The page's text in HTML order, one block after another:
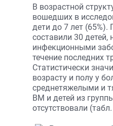
В возрастной
вошедших в
дети до 7 лет (65%).
составили 30 детей,
инфекционными
течение последних
Статистически
возрасту и полу у
среднетяжелыми и
ВМ и детей из
отсутствовали